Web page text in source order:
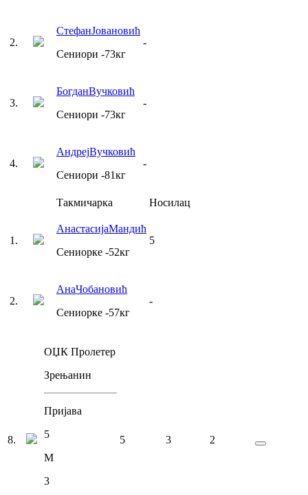
2.
СтефанЈовановић
Сениори -73кг
-
3.
БогданВучковић
Сениори -73кг
-
4.
АндрејВучковић
Сениори -81кг
-
Такмичарка Носилац
1 .
АнастасијаМандић
Сениорке -52кг
5
2.
АнаЧобановић
Сениорке -57кг
-
8.
ОЏК Пролетер
Зрењанин
Пријава
5
М
3
5 3 2